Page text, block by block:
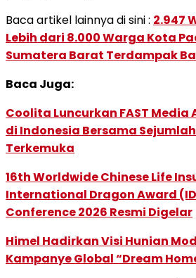
Baca artikel lainnya di sini : 2.947
Lebih dari 8.000 Warga Kota
Sumatera Barat Terdampak
Baca Juga:
Coolita Luncurkan FAST
di Indonesia Bersama
Terkemuka
16th Worldwide Chinese Life
International Dragon Award
Conference 2026 Resmi Digelar
Himel Hadirkan Visi Hunian
Kampanye Global “Dream